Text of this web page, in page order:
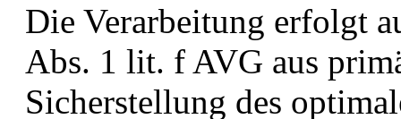
Die Verarbeitung erfolgt
Abs. 1 lit. f AVG aus
Sicherstellung des